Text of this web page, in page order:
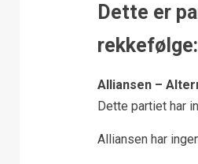
Dette er
rekkefølge:
Alliansen –
Dette partiet har
Alliansen har